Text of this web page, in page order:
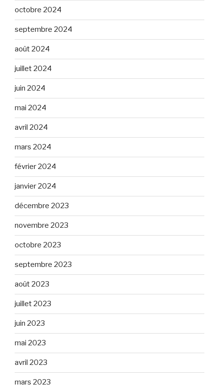
octobre 2024
septembre 2024
août 2024
juillet 2024
juin 2024
mai 2024
avril 2024
mars 2024
février 2024
janvier 2024
décembre 2023
novembre 2023
octobre 2023
septembre 2023
août 2023
juillet 2023
juin 2023
mai 2023
avril 2023
mars 2023